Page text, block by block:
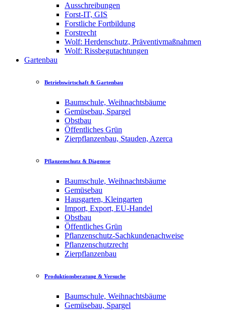
Ausschreibungen
Forst-IT, GIS
Forstliche Fortbildung
Forstrecht
Wolf: Herdenschutz, Präventivmaßnahmen
Wolf: Rissbegutachtungen
Gartenbau
Betriebswirtschaft & Gartenbau
Baumschule, Weihnachtsbäume
Gemüsebau, Spargel
Obstbau
Öffentliches Grün
Zierpflanzenbau, Stauden, Azerca
Pflanzenschutz & Diagnose
Baumschule, Weihnachtsbäume
Gemüsebau
Hausgarten, Kleingarten
Import, Export, EU-Handel
Obstbau
Öffentliches Grün
Pflanzenschutz-Sachkundenachweise
Pflanzenschutzrecht
Zierpflanzenbau
Produktionsberatung & Versuche
Baumschule, Weihnachtsbäume
Gemüsebau, Spargel